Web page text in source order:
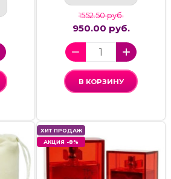
1552.50 руб.
950.00 руб.
В КОРЗИНУ
ХИТ ПРОДАЖ
АКЦИЯ -8%